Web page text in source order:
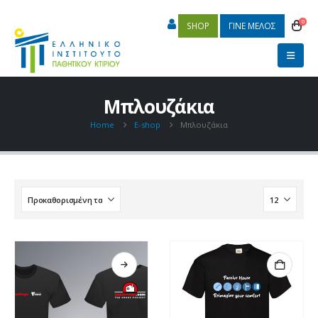
SHOP ΓΙΝΕ ΜΕΛΟΣ 0
Μπλουζάκια
Home E-shop Μπλουζάκια